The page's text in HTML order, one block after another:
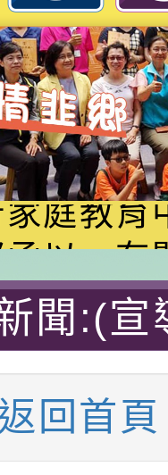
市孔廟
智慧
庭教育
訊」、
祖孫樂
不絕-
向下一
長團體
以，有
員留職
可一案
115學
9招代課
年度國
核定一
民及學
度教育
政府腸
聞:(宣
-桃園
小學-
回首頁